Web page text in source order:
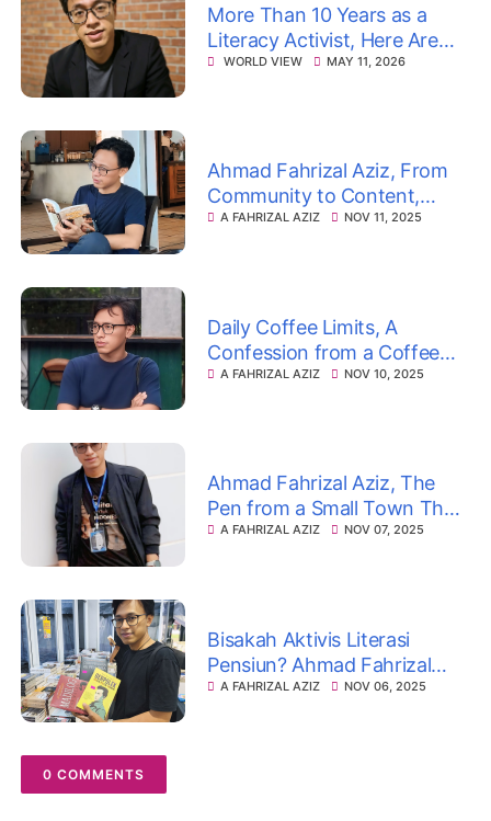
More Than 10 Years as a
Literacy Activist, Here Are
Ahmad Fahrizal Aziz’s
WORLD VIEW MAY 11, 2026
Ahmad Fahrizal Aziz, From
Community to Content,
From Movement to
A FAHRIZAL AZIZ NOV 11, 2025
Daily Coffee Limits, A
Confession from a Coffee
Addict
A FAHRIZAL AZIZ NOV 10, 2025
Ahmad Fahrizal Aziz, The
Pen from a Small Town That
Never Stops Writing
A FAHRIZAL AZIZ NOV 07, 2025
Bisakah Aktivis Literasi
Pensiun? Ahmad Fahrizal
Aziz Menjawab dengan
A FAHRIZAL AZIZ NOV 06, 2025
0 COMMENTS